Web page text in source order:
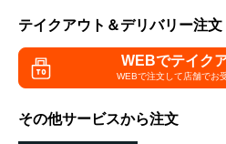
テイクアウト＆デリバリー注文
WEBでテイク
WEBで注文して店舗でお
その他サービスから注文